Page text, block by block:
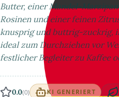
Butter, einer Mandel-
Rosinen und einer feinen
knusprig und buttrig-zuckrig,
ideal zum Durchziehen vor
festlicher Begleiter zu Kaffee
0.0(0) KI GENERIERT